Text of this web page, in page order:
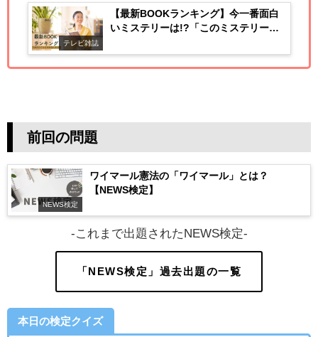
テレビ雑誌
【最新BOOKランキング】今一番面白
いミステリーは!?「このミステリーが
前回の問題
NEWS検定
ワイマール憲法の「ワイマール」とは？
【NEWS検定】
-これまで出題されたNEWS検定-
「NEWS検定」過去出題の一覧
本日の検定クイズ